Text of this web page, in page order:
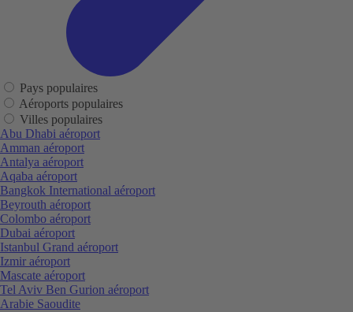
Pays populaires
Aéroports populaires
Villes populaires
Abu Dhabi aéroport
Amman aéroport
Antalya aéroport
Aqaba aéroport
Bangkok International aéroport
Beyrouth aéroport
Colombo aéroport
Dubai aéroport
Istanbul Grand aéroport
Izmir aéroport
Mascate aéroport
Tel Aviv Ben Gurion aéroport
Arabie Saoudite